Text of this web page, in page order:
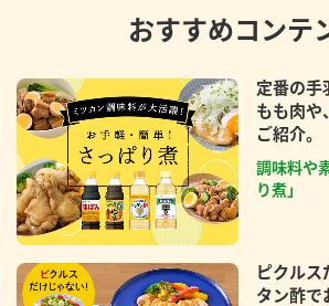
おすすめコンテ
定番の手
もも肉や
ご紹介。
調味料や
り煮」
ピクルス
タン酢で